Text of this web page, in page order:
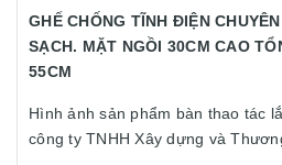
GHẾ CHỐNG TĨNH ĐIỆN
SẠCH. MẶT NGỒI 30CM CAO
55CM
Hình ảnh sản phẩm bàn thao tác
công ty TNHH Xây dựng và